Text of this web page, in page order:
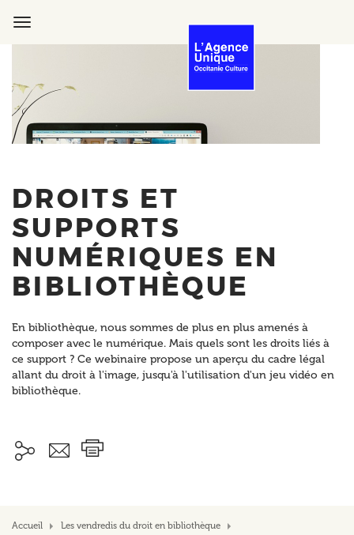
DROITS ET
SUPPORTS
NUMÉRIQUES EN
BIBLIOTHÈQUE
En bibliothèque, nous sommes de plus en plus amenés à
composer avec le numérique. Mais quels sont les droits liés à
ce support ? Ce webinaire propose un aperçu du cadre légal
allant du droit à l'image, jusqu'à l'utilisation d'un jeu vidéo en
bibliothèque.
Accueil
Les vendredis du droit en bibliothèque